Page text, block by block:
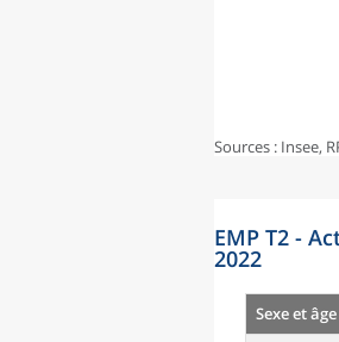
Sources : Insee,
EMP T2 -
2022
Sexe et âge